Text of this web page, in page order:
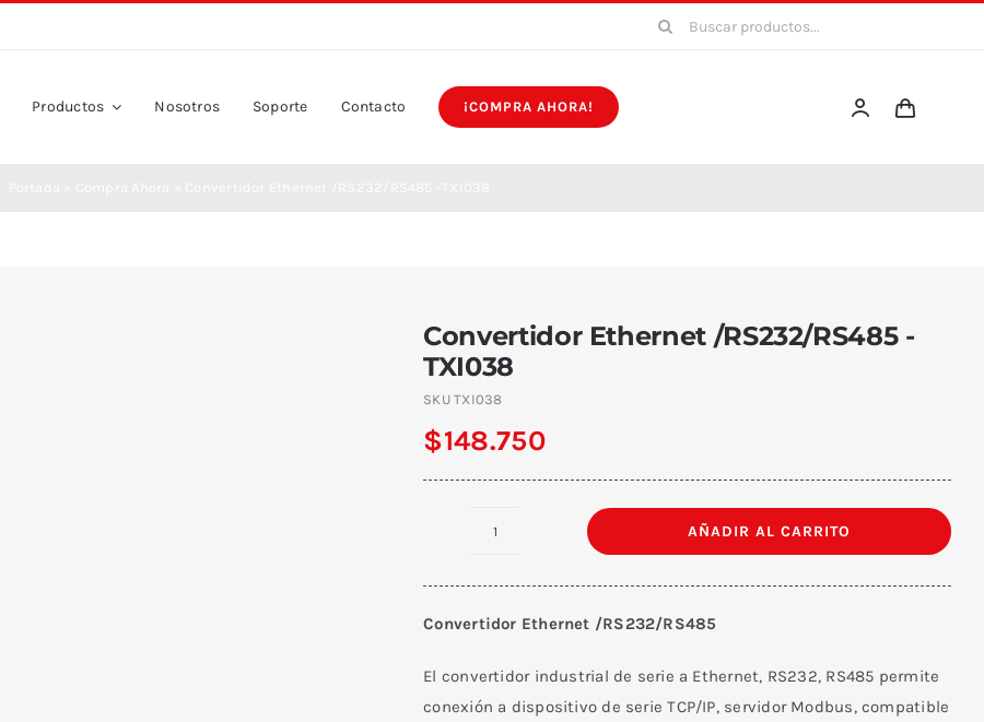
Buscar:
Productos Nosotros Soporte Contacto ¡COMPRA AHORA!
Convertidor Ethernet /RS232/RS485 -
TXI038
SKUTXI038
$148.750
TXI038
cantidad
AÑADIR AL CARRITO
Convertidor Ethernet /RS232/RS485
El convertidor industrial de serie a Ethernet, RS232, RS485 permite
conexión a dispositivo de serie TCP/IP, servidor Modbus, compatible